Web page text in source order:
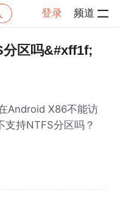
登录 频道
帖子详情
分区吗&#xff1f;
Android X86不能访
持NTFS分区吗？